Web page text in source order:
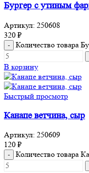
Бургер с утиным
Артикул: 250608
320 ₽
Количество товара
В корзину
Быстрый просмотр
Канапе ветчина, сыр
Артикул: 250609
120 ₽
Количество товара